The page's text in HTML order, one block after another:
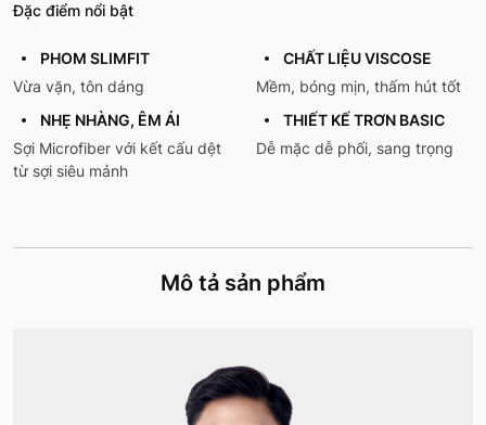
Đặc điểm nổi bật
PHOM SLIMFIT
Vừa vặn, tôn dáng
CHẤT LIỆU VISCOSE
Mềm, bóng mịn, thấm hút tốt
NHẸ NHÀNG, ÊM ÁI
Sợi Microfiber với kết cấu dệt
từ sợi siêu mảnh
THIẾT KẾ TRƠN BASIC
Dễ mặc dễ phối, sang trọng
Mô tả sản phẩm